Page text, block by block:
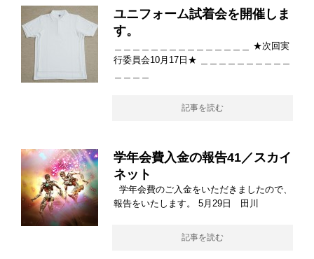
ユニフォーム試着会を開催しま
す。
＿＿＿＿＿＿＿＿＿＿＿＿＿＿＿ ★次回実
行委員会10月17日★ ＿＿＿＿＿＿＿＿＿＿
記事を読む
学年会費入金の報告41／スカイ
ネット
学年会費のご入金をいただきましたので、
報告をいたします。 5月29日 田川
記事を読む